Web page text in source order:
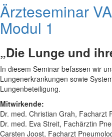
Ärzteseminar
Modul 1
„Die Lunge und
In diesem Seminar befassen wir
Lungenerkrankungen sowie
Lungenbeteiligung.
Mitwirkende:
Dr. med. Christian Grah, Facharzt
Dr. med. Eva Streit, Fachärztin
Carsten Joost, Facharzt